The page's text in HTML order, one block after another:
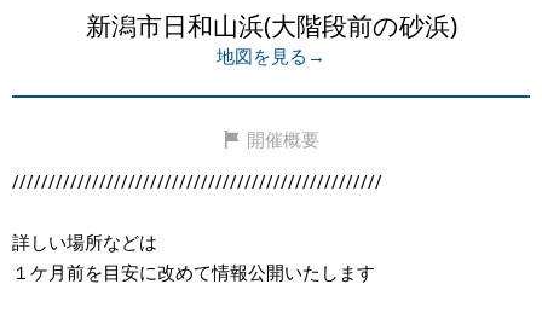
新潟市日和山浜(大階段前の砂浜)
地図を見る→
開催概要
///////////////////////////////////////////////////
詳しい場所などは
１ケ月前を目安に改めて情報公開いたします